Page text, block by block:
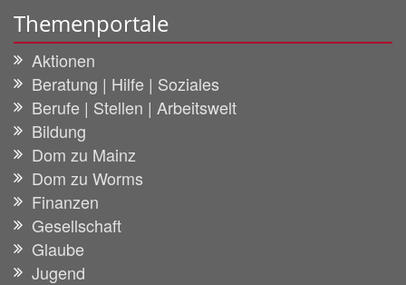
Themenportale
Aktionen
Beratung | Hilfe | Soziales
Berufe | Stellen | Arbeitswelt
Bildung
Dom zu Mainz
Dom zu Worms
Finanzen
Gesellschaft
Glaube
Jugend